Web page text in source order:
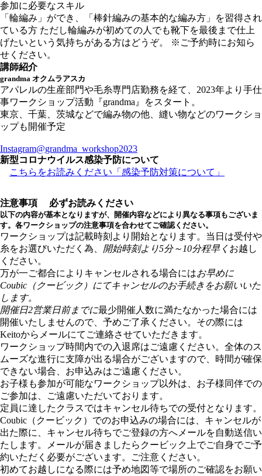
参加に必要なスキル
「輪編み」ができ、「棒針編みの基本的な編み方」を習得され
ている方 ただし輪編みが初めての人でも靴下を最後まで仕上
げたいという気持ちがある方はどうぞ。 ※ご予約時にお知ら
せください。
講師紹介
grandma オクムラアスカ
アパレルの生産部門や毛糸専門店勤務を経て、2023年より手仕
事ワークショップ活動『grandma』をスタート。
東京、千葉、茨城などで編み物の他、縫い物などのワークショ
ップも開催予定
Instagram@grandma_workshop2023
新型コロナウイルス感染予防について
こちらをお読みください「感染予防対策について」
注意事項 必ずお読みください
以下の内容が基本となりますが、開催内容などにより異なる事項もございま
す。各ワークショップの注意事項を合わせてご確認ください。
ワークショップは記載時刻より開始となります。当日は受付や
糸をお選びいただく為、 開始時刻より5分～10分程早く お越し
ください。
万が一ご都合によりキャンセルされる場合にはお早めに
Coubic（クービック）にてキャンセルのお手続きをお願いいた
します。
開催日2営業日前までに最少開催人数に満たなかった場合には
開催いたしませんので、予めご了承ください。その際には
Keitoからメールにてご連絡させていただきます。
ワークショップ時間内での入退席はご遠慮ください。全体のス
ムーズな進行に支障が出る場合がございますので、時間が確保
できない場合、お申込みはご遠慮ください。
お子様も参加が可能なワークショップ以外は、お子様同伴での
ご参加は、ご遠慮いただいております。
定員に達したクラスではキャンセル待ちでの受付となります。
Coubic（クービック）でのお申込みの場合には、キャンセルが
出た際に、キャンセル待ちでご登録の方へメールを自動送信い
たします。メールが届きましたらクービック上でご自身でご予
約いただく必要がございます。ご注意ください。
初めてお越しになる際には予め地図等で場所のご確認をお願い